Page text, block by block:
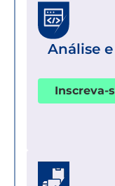
Análise
Inscreva-